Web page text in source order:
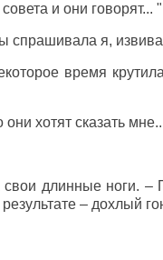
и они говорят... "
спрашивала я,
время
хотят сказать
длинные ноги.
– дохлый